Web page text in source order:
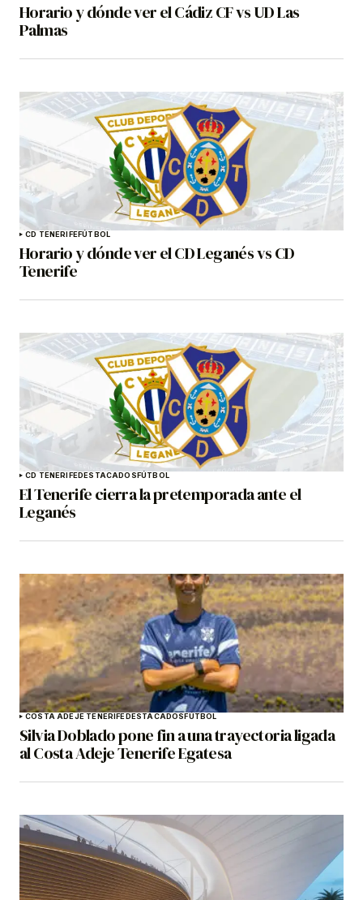
Horario y dónde ver el Cádiz CF vs UD Las
Palmas
CD TENERIFEFÚTBOL
Horario y dónde ver el CD Leganés vs CD
Tenerife
CD TENERIFEDESTACADOSFÚTBOL
El Tenerife cierra la pretemporada ante el
Leganés
COSTA ADEJE TENERIFEDESTACADOSFÚTBOL
Silvia Doblado pone fin a una trayectoria ligada
al Costa Adeje Tenerife Egatesa